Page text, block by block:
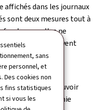
sans
personnel, et
Des cookies non
fins statistiques
si vous les
affichés dans les journaux
sont deux mesures tout à
car elles ne
si elles peuvent
de la
réels afin de pouvoir
sur l’économie